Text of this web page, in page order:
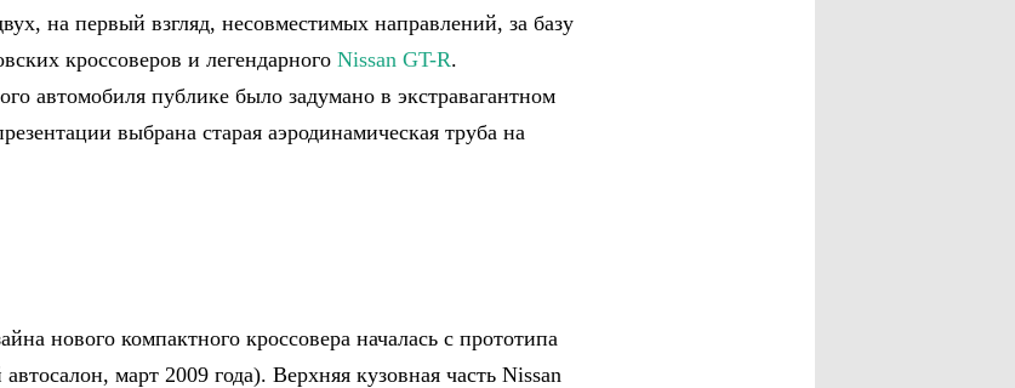
на первый взгляд, несовместимых направлений, за базу
кроссоверов и легендарного Nissan GT-R.
автомобиля публике было задумано в экстравагантном
выбрана старая аэродинамическая труба на
нового компактного кроссовера началась с прототипа
март 2009 года). Верхняя кузовная часть Nissan